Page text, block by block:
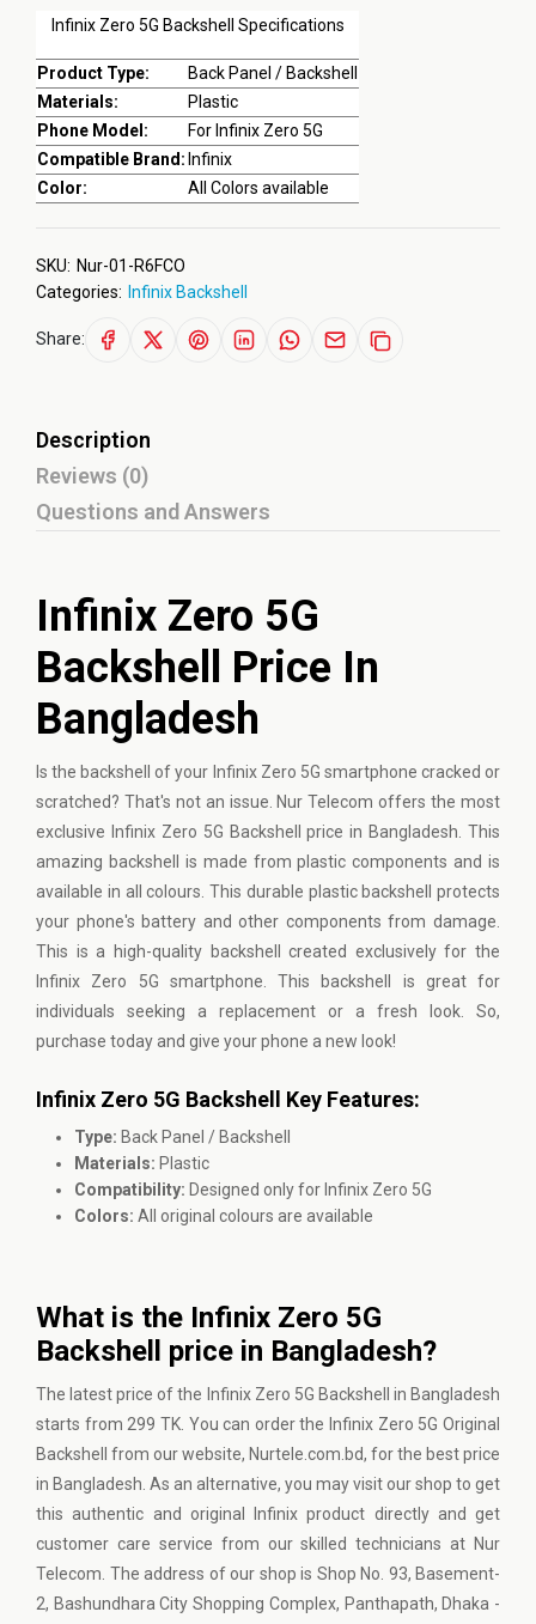
Infinix Zero 5G Backshell Specifications
Product Type:
Back Panel / Backshell
Materials:
Plastic
Phone Model:
For Infinix Zero 5G
Compatible Brand: Infinix
Color:
All Colors available
SKU: Nur-01-R6FCO
Categories: Infinix Backshell
Share:
Description
Reviews (0)
Questions and Answers
Infinix Zero 5G
Backshell Price In
Bangladesh
Is the backshell of your Infinix Zero 5G smartphone cracked or
scratched? That's not an issue. Nur Telecom offers the most
exclusive Infinix Zero 5G Backshell price in Bangladesh. This
amazing backshell is made from plastic components and is
available in all colours. This durable plastic backshell protects
your phone's battery and other components from damage.
This is a high-quality backshell created exclusively for the
Infinix Zero 5G smartphone. This backshell is great for
individuals seeking a replacement or a fresh look. So,
purchase today and give your phone a new look!
Infinix Zero 5G Backshell Key Features:
Type: Back Panel / Backshell
Materials: Plastic
Compatibility: Designed only for Infinix Zero 5G
Colors: All original colours are available
What is the Infinix Zero 5G
Backshell price in Bangladesh?
The latest price of the Infinix Zero 5G Backshell in Bangladesh
starts from 299 TK. You can order the Infinix Zero 5G Original
Backshell from our website, Nurtele.com.bd, for the best price
in Bangladesh. As an alternative, you may visit our shop to get
this authentic and original Infinix product directly and get
customer care service from our skilled technicians at Nur
Telecom. The address of our shop is Shop No. 93, Basement-
2, Bashundhara City Shopping Complex, Panthapath, Dhaka -